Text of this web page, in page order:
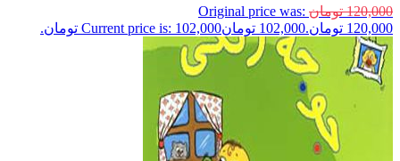
120,000 تومان Original price was:
120,000 تومان.
102,000 تومانCurrent price is: 102,000 تومان.